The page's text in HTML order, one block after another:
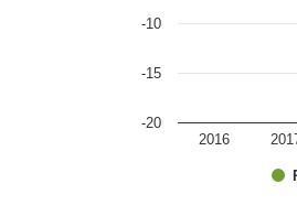
2016
-20
-15
-10